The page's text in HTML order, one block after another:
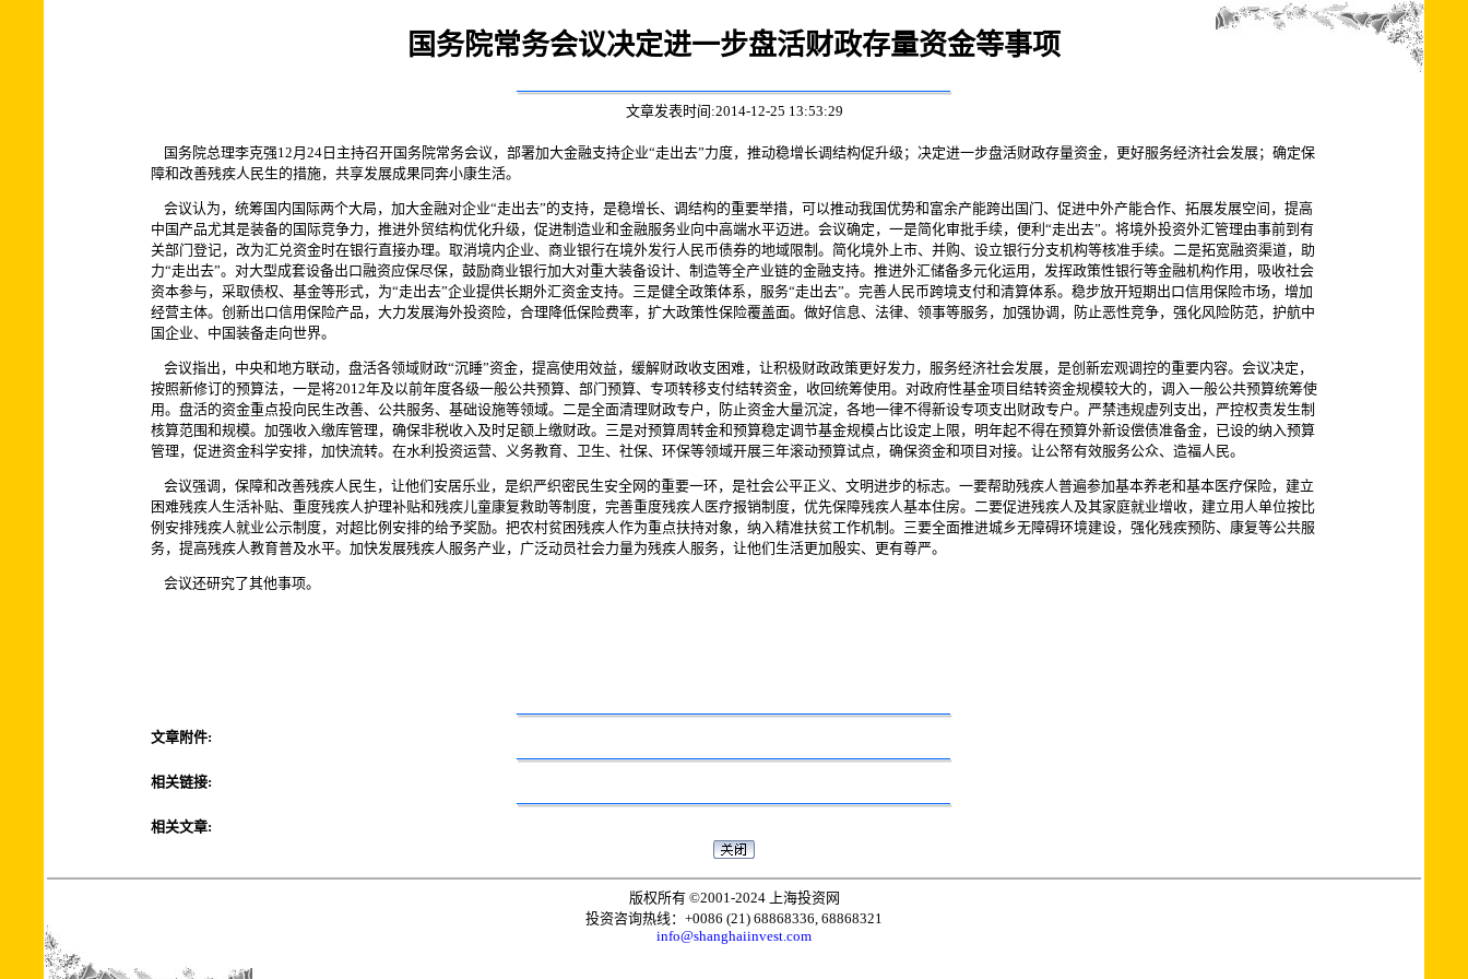
国务院常务会议决定进一步盘活财政存量资金等事项
文章发表时间:2014-12-25 13:53:29
国务院总理李克强12月24日主持召开国务院常务会议，部署加大金融支持企业“走出去”力度，推动稳增长调结构促升级；决定进一步盘活财政存量资金，更好服务经济社会发展；确定保
障和改善残疾人民生的措施，共享发展成果同奔小康生活。
会议认为，统筹国内国际两个大局，加大金融对企业“走出去”的支持，是稳增长、调结构的重要举措，可以推动我国优势和富余产能跨出国门、促进中外产能合作、拓展发展空间，提高
中国产品尤其是装备的国际竞争力，推进外贸结构优化升级，促进制造业和金融服务业向中高端水平迈进。会议确定，一是简化审批手续，便利“走出去”。将境外投资外汇管理由事前到有
关部门登记，改为汇兑资金时在银行直接办理。取消境内企业、商业银行在境外发行人民币债券的地域限制。简化境外上市、并购、设立银行分支机构等核准手续。二是拓宽融资渠道，助
力“走出去”。对大型成套设备出口融资应保尽保，鼓励商业银行加大对重大装备设计、制造等全产业链的金融支持。推进外汇储备多元化运用，发挥政策性银行等金融机构作用，吸收社会
资本参与，采取债权、基金等形式，为“走出去”企业提供长期外汇资金支持。三是健全政策体系，服务“走出去”。完善人民币跨境支付和清算体系。稳步放开短期出口信用保险市场，增加
经营主体。创新出口信用保险产品，大力发展海外投资险，合理降低保险费率，扩大政策性保险覆盖面。做好信息、法律、领事等服务，加强协调，防止恶性竞争，强化风险防范，护航中
国企业、中国装备走向世界。
会议指出，中央和地方联动，盘活各领域财政“沉睡”资金，提高使用效益，缓解财政收支困难，让积极财政政策更好发力，服务经济社会发展，是创新宏观调控的重要内容。会议决定，
按照新修订的预算法，一是将2012年及以前年度各级一般公共预算、部门预算、专项转移支付结转资金，收回统筹使用。对政府性基金项目结转资金规模较大的，调入一般公共预算统筹使
用。盘活的资金重点投向民生改善、公共服务、基础设施等领域。二是全面清理财政专户，防止资金大量沉淀，各地一律不得新设专项支出财政专户。严禁违规虚列支出，严控权责发生制
核算范围和规模。加强收入缴库管理，确保非税收入及时足额上缴财政。三是对预算周转金和预算稳定调节基金规模占比设定上限，明年起不得在预算外新设偿债准备金，已设的纳入预算
管理，促进资金科学安排，加快流转。在水利投资运营、义务教育、卫生、社保、环保等领域开展三年滚动预算试点，确保资金和项目对接。让公帑有效服务公众、造福人民。
会议强调，保障和改善残疾人民生，让他们安居乐业，是织严织密民生安全网的重要一环，是社会公平正义、文明进步的标志。一要帮助残疾人普遍参加基本养老和基本医疗保险，建立
困难残疾人生活补贴、重度残疾人护理补贴和残疾儿童康复救助等制度，完善重度残疾人医疗报销制度，优先保障残疾人基本住房。二要促进残疾人及其家庭就业增收，建立用人单位按比
例安排残疾人就业公示制度，对超比例安排的给予奖励。把农村贫困残疾人作为重点扶持对象，纳入精准扶贫工作机制。三要全面推进城乡无障碍环境建设，强化残疾预防、康复等公共服
务，提高残疾人教育普及水平。加快发展残疾人服务产业，广泛动员社会力量为残疾人服务，让他们生活更加殷实、更有尊严。
会议还研究了其他事项。
文章附件:
相关链接:
相关文章:
版权所有 ©2001-2024 上海投资网
投资咨询热线：+0086 (21) 68868336, 68868321
info@shanghaiinvest.com